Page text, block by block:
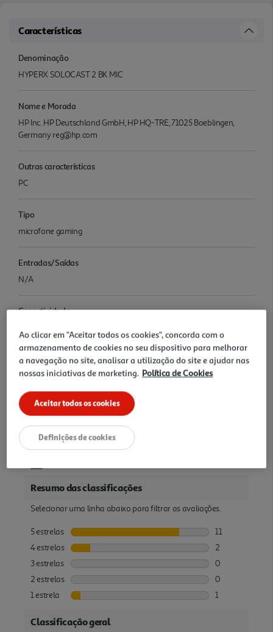
Características
Denominação
HYPERX SOLOCAST 2 BK MIC
Nome e Morada
HP Inc. HP Deutschland GmbH, HP HQ-TRE, 71025 Boeblingen,
Germany reg@hp.com
Outras características
PC
Tipo
microfone gaming
Entradas/Saídas
N/A
Conectividade
Garantia
36 Meses
Avaliações
Ao clicar em "Aceitar todos os cookies", concorda com o
armazenamento de cookies no seu dispositivo para melhorar
a navegação no site, analisar a utilização do site e ajudar nas
nossas iniciativas de marketing. Política de Cookies
Aceitar todos os cookies
Definições de cookies